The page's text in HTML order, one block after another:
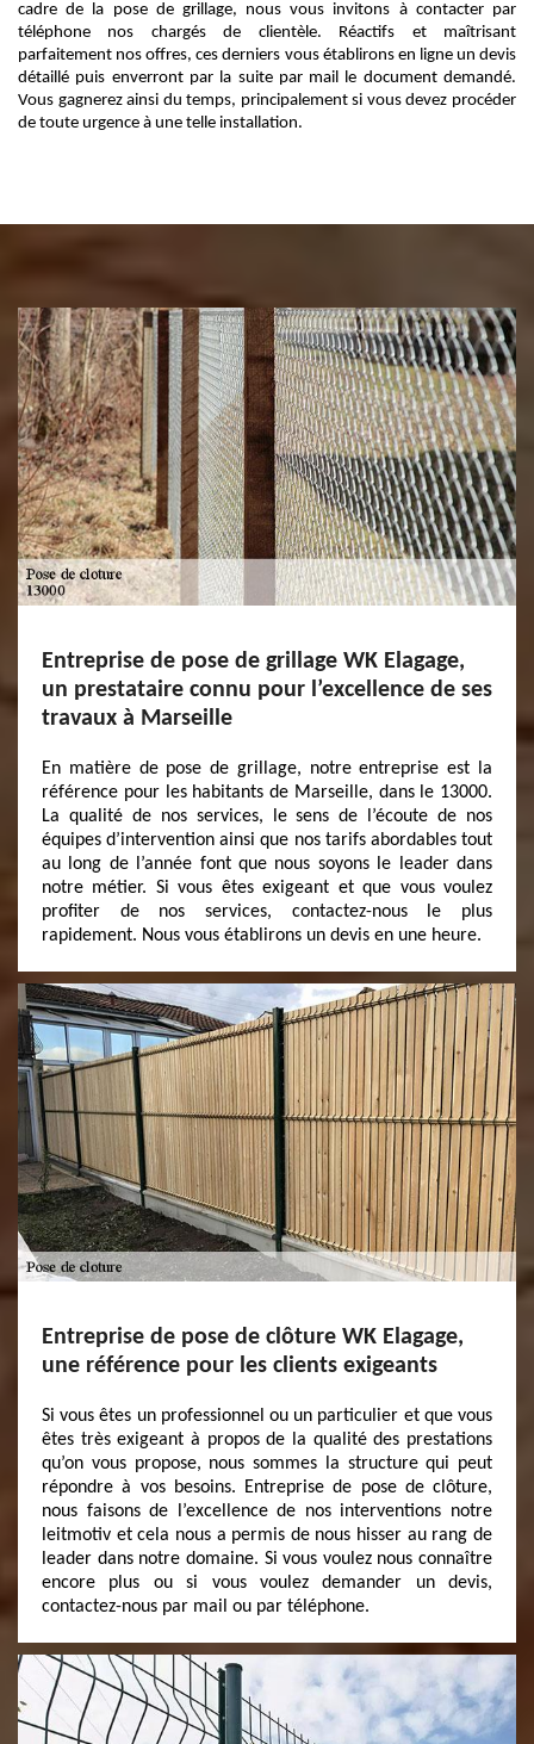
cadre de la pose de grillage, nous vous invitons à contacter par
téléphone nos chargés de clientèle. Réactifs et maîtrisant
parfaitement nos offres, ces derniers vous établirons en ligne un devis
détaillé puis enverront par la suite par mail le document demandé.
Vous gagnerez ainsi du temps, principalement si vous devez procéder
de toute urgence à une telle installation.
Entreprise de pose de grillage WK Elagage,
un prestataire connu pour l’excellence de ses
travaux à Marseille
En matière de pose de grillage, notre entreprise est la
référence pour les habitants de Marseille, dans le 13000.
La qualité de nos services, le sens de l’écoute de nos
équipes d’intervention ainsi que nos tarifs abordables tout
au long de l’année font que nous soyons le leader dans
notre métier. Si vous êtes exigeant et que vous voulez
profiter de nos services, contactez-nous le plus
rapidement. Nous vous établirons un devis en une heure.
Entreprise de pose de clôture WK Elagage,
une référence pour les clients exigeants
Si vous êtes un professionnel ou un particulier et que vous
êtes très exigeant à propos de la qualité des prestations
qu’on vous propose, nous sommes la structure qui peut
répondre à vos besoins. Entreprise de pose de clôture,
nous faisons de l’excellence de nos interventions notre
leitmotiv et cela nous a permis de nous hisser au rang de
leader dans notre domaine. Si vous voulez nous connaître
encore plus ou si vous voulez demander un devis,
contactez-nous par mail ou par téléphone.